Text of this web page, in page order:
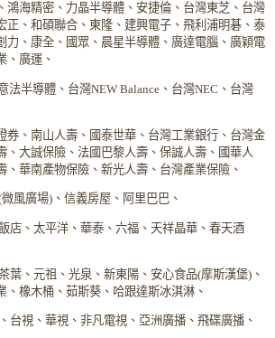
鴻海精密、力晶半導體、安捷倫、台灣東芝、台灣
正、和碩聯合、東隆、建興電子、飛利浦明碁、泰
力、康全、國眾、晨星半導體、廣達電腦、廣穎電
、廣運、
法半導體、台灣NEW Balance、台灣NEC、台灣
券、南山人壽、國泰世華、台灣工業銀行、台灣金
、大誠保險、法國巴黎人壽、保誠人壽、國華人
、華南產物保險、新光人壽、台灣產業保險、
風廣場)、信義房屋、阿里巴巴、
店、太平洋、華泰、六福、天祥晶華、春天酒
葉、元祖、光泉、新東陽、安心食品(摩斯漢堡)、
、橡木桶、茹斯葵、哈跟達斯冰淇淋、
台視、華視、非凡電視、亞洲廣播、飛碟廣播、